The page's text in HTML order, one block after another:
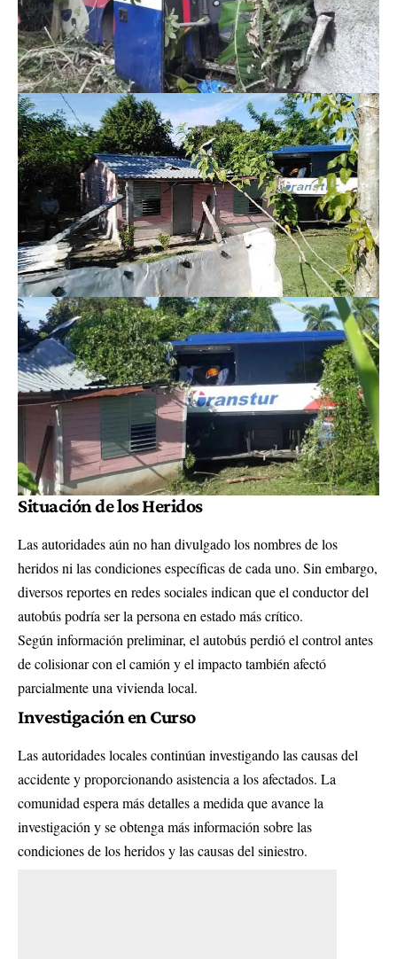
Situación de los Heridos
Las autoridades aún no han divulgado los nombres de los
heridos ni las condiciones específicas de cada uno. Sin embargo,
diversos reportes en redes sociales indican que el conductor del
autobús podría ser la persona en estado más crítico.
Según información preliminar, el autobús perdió el control antes
de colisionar con el camión y el impacto también afectó
parcialmente una vivienda local.
Investigación en Curso
Las autoridades locales continúan investigando las causas del
accidente y proporcionando asistencia a los afectados. La
comunidad espera más detalles a medida que avance la
investigación y se obtenga más información sobre las
condiciones de los heridos y las causas del siniestro.